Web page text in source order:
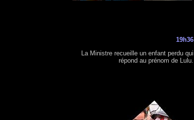
19h36
La Ministre recueille un enfant perdu qui
répond au prénom de Lulu.